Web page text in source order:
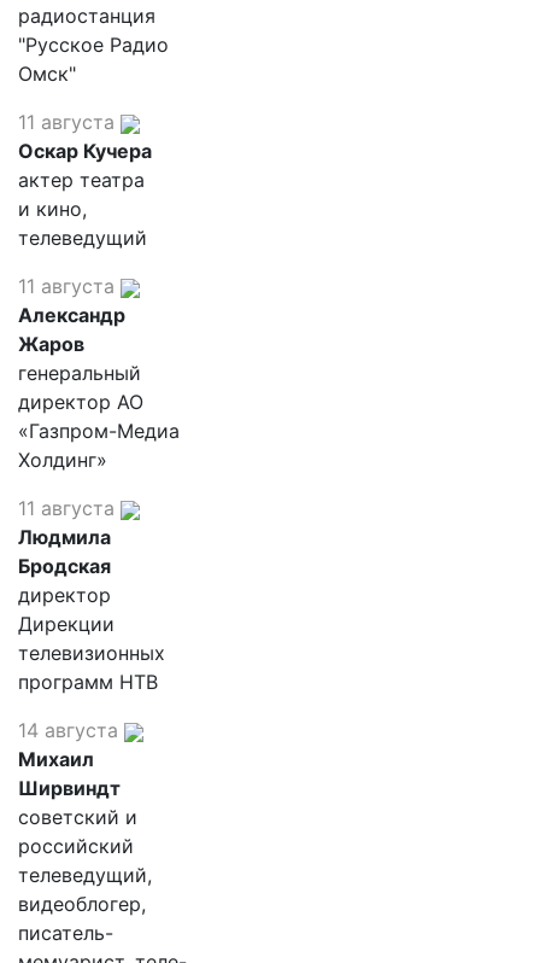
радиостанция
"Русское Радио
Омск"
11 августа
Оскар Кучера
актер театра
и кино,
телеведущий
11 августа
Александр
Жаров
генеральный
директор АО
«Газпром-Медиа
Холдинг»
11 августа
Людмила
Бродская
директор
Дирекции
телевизионных
программ НТВ
14 августа
Михаил
Ширвиндт
советский и
российский
телеведущий,
видеоблогер,
писатель-